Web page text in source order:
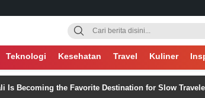
Bangsa
Teknologi Kesehatan Travel Kuliner
the Favorite Destination for Slow Travelers